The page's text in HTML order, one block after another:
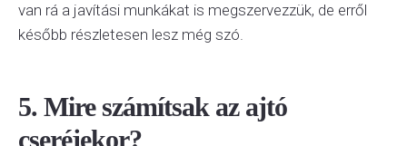
van rá a javítási munkákat is megszervezzük, de erről
később részletesen lesz még szó.
5. Mire számítsak az ajtó
cseréjekor?